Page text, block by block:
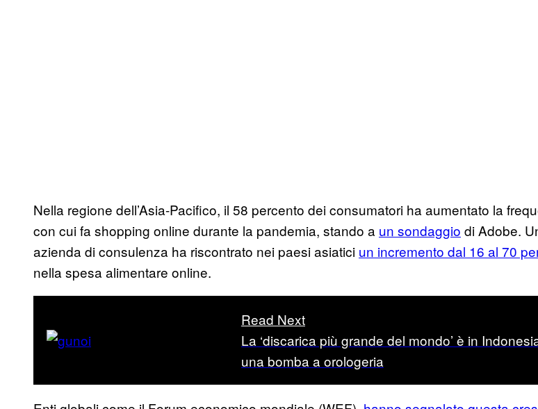
Nella regione dell’Asia-Pacifico, il 58 percento dei consumatori ha aumentato la
con cui fa shopping online durante la pandemia, stando a un sondaggio di Adobe.
azienda di consulenza ha riscontrato nei paesi asiatici un incremento dal 16 al 70
nella spesa alimentare online.
Read Next
La ‘discarica più grande del mondo’ è in
una bomba a orologeria